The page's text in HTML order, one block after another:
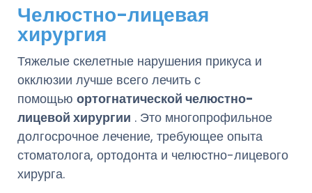
Челюстно-лицевая
хирургия
Тяжелые скелетные нарушения прикуса и
окклюзии лучше всего лечить с
помощью ортогнатической челюстно-
лицевой хирургии . Это многопрофильное
долгосрочное лечение, требующее опыта
стоматолога, ортодонта и челюстно-лицевого
хирурга.